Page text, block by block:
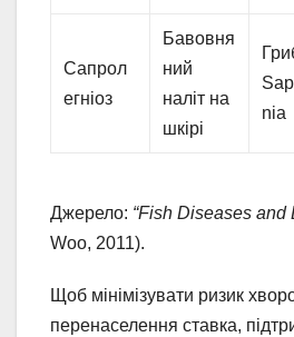
Сапрол
егніоз
Бавовня
ний
наліт на
шкірі
nia
Джерело: “Fish Diseases and
Woo, 2011).
Щоб мінімізувати ризик
перенаселення ставка,